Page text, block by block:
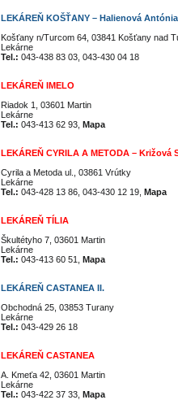
LEKÁREŇ KOŠŤANY – Halienová
Košťany n/Turcom 64, 03841 Košťany nad
Lekárne
Tel.: 043-438 83 03, 043-430 04 18
LEKÁREŇ IMELO
Riadok 1, 03601 Martin
Lekárne
Tel.: 043-413 62 93, Mapa
LEKÁREŇ CYRILA A METODA – Križová
Cyrila a Metoda ul., 03861 Vrútky
Lekárne
Tel.: 043-428 13 86, 043-430 12 19, Mapa
LEKÁREŇ TÍLIA
Škultétyho 7, 03601 Martin
Lekárne
Tel.: 043-413 60 51, Mapa
LEKÁREŇ CASTANEA II.
Obchodná 25, 03853 Turany
Lekárne
Tel.: 043-429 26 18
LEKÁREŇ CASTANEA
A. Kmeťa 42, 03601 Martin
Lekárne
Tel.: 043-422 37 33, Mapa